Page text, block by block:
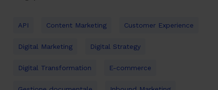
API Content Marketing Customer Experience
Digital Marketing Digital Strategy
Digital Transformation E-commerce